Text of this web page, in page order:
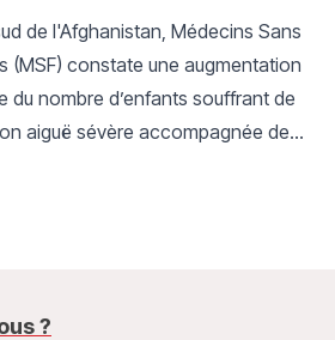
de l'Afghanistan, Médecins Sans
(MSF) constate une augmentation
du nombre d’enfants souffrant de
aiguë sévère accompagnée de
?